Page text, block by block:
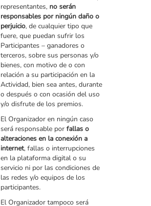
representantes, no serán
responsables por ningún daño o
perjuicio, de cualquier tipo que
fuere, que puedan sufrir los
Participantes – ganadores o
terceros, sobre sus personas y/o
bienes, con motivo de o con
relación a su participación en la
Actividad, bien sea antes, durante
o después o con ocasión del uso
y/o disfrute de los premios.
El Organizador en ningún caso
será responsable por fallas o
alteraciones en la conexión a
internet, fallas o interrupciones
en la plataforma digital o su
servicio ni por las condiciones de
las redes y/o equipos de los
participantes.
El Organizador tampoco será